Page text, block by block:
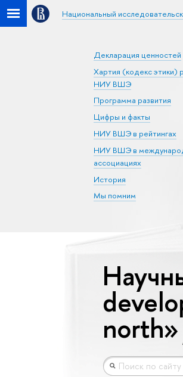
Национальный
Декларация ценностей
Хартия (кодекс этики)
НИУ ВШЭ
Программа развития
Цифры и факты
НИУ ВШЭ в рейтингах
НИУ ВШЭ в
ассоциациях
История
Мы помним
north»